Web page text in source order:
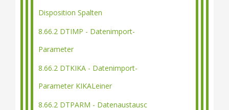
Disposition Spalten
8.66.2 DTIMP - Datenimport-
Parameter
8.66.2 DTKIKA - Datenimport-
Parameter KIKALeiner
8.66.2 DTPARM - Datenaustausc